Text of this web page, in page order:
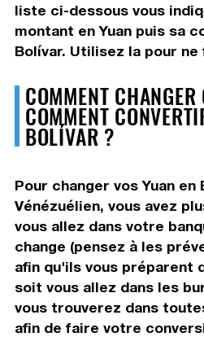
liste ci-dessous vous
montant en Yuan puis sa
Bolívar. Utilisez la pour
COMMENT
COMMENT
BOLÍVAR ?
Pour changer vos Yuan en
Vénézuélien, vous avez
vous allez dans votre
change (pensez à les
afin qu'ils vous préparent
soit vous allez dans les
vous trouverez dans
afin de faire votre